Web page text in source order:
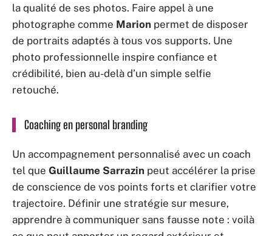
la qualité de ses photos. Faire appel à une
photographe comme Marion permet de disposer
de portraits adaptés à tous vos supports. Une
photo professionnelle inspire confiance et
crédibilité, bien au-delà d’un simple selfie
retouché.
Coaching en personal branding
Un accompagnement personnalisé avec un coach
tel que Guillaume Sarrazin peut accélérer la prise
de conscience de vos points forts et clarifier votre
trajectoire. Définir une stratégie sur mesure,
apprendre à communiquer sans fausse note : voilà